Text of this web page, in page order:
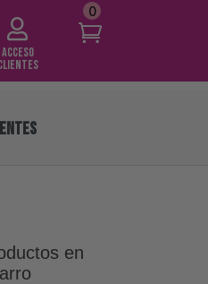

Acceso
0
en